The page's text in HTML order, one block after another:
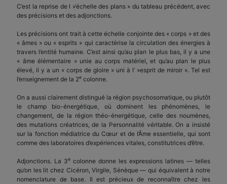
C’est la reprise de l »‘échelle des plans » du tableau précédent, avec
des précisions et des adjonctions.
Les précisions ont trait à cette échelle conjointe des « corps » et des
« âmes » ou « esprits » qui caractérise la circulation des énergies à
travers l’entité humaine. C’est ainsi qu’au plan le plus bas, il y a une
« âme élémentaire » unie au corps matériel, et qu’au plan le plus
élevé, il y a un « corps de gloire » uni à l’ »esprit de miroir ». Tel est
l’enseignement de la 2e colonne.
On a aussi clairement distingué la région psychosomatique, ou plutôt
le champ bio-énergétique, où dominent les phénomènes, le
changement, de la région théo-énergétique, celle des noumènes,
des mutations créatrices, de la Personnalité véritable. On a insisté
sur la fonction médiatrice du Cœur et de l’Âme essentielle, qui sont
comme des laboratoires d’expériences vitales, constitutrices d’être.
Adjonctions. La 3e colonne donne les expressions latines — telles
qu’on les lit chez Cicéron, Virgile, Sénèque — qui équivalent à notre
nomenclature de base. Il est précieux de reconnaître chez les